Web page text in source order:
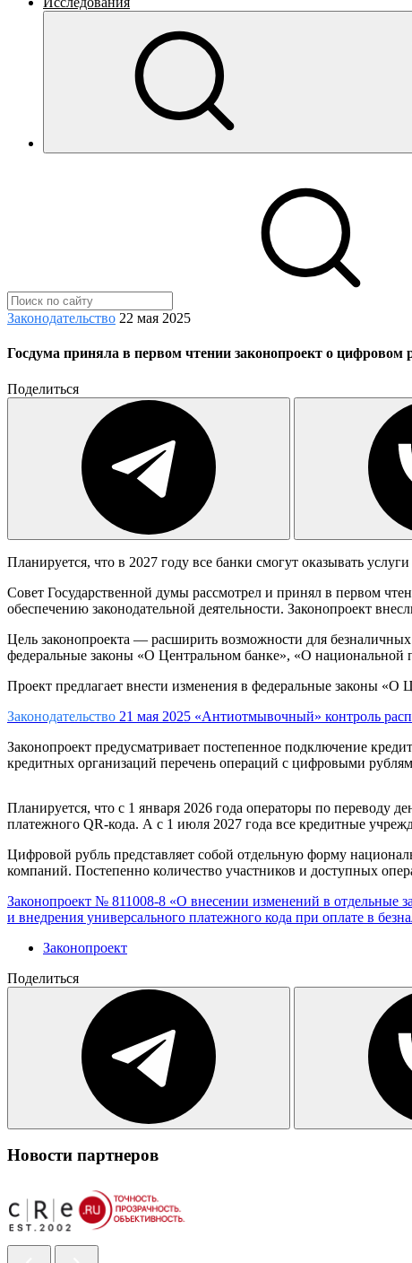
Законодательство 22 мая 2025
Госдума приняла в первом чтении законопроект о цифровом
Поделиться
Планируется, что в 2027 году все банки смогут оказывать
Совет Государственной думы рассмотрел и принял в первом
обеспечению законодательной деятельности. Законопроект
Цель законопроекта — расширить возможности для безналичных
федеральные законы «О Центральном банке», «О национальной
Проект предлагает внести изменения в федеральные законы
Законодательство 21 мая 2025 «Антиотмывочный» контроль
Законопроект предусматривает постепенное подключение
кредитных организаций перечень операций с цифровыми
Планируется, что с 1 января 2026 года операторы по переводу
платежного QR-кода. А с 1 июля 2027 года все кредитные
Цифровой рубль представляет собой отдельную форму
компаний. Постепенно количество участников и доступных
Законопроект № 811008-8 «О внесении изменений в отдельные
и внедрения универсального платежного кода при оплате в
Законопроект
Поделиться
Новости партнеров